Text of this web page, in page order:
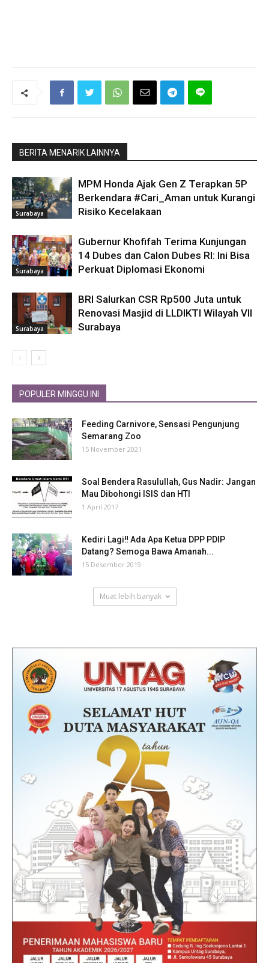
BERITA MENARIK LAINNYA
Surabaya
MPM Honda Ajak Gen Z Terapkan 5P
Berkendara #Cari_Aman untuk Kurangi
Risiko Kecelakaan
Surabaya
Gubernur Khofifah Terima Kunjungan
14 Dubes dan Calon Dubes RI: Ini Bisa
Perkuat Diplomasi Ekonomi
Surabaya
BRI Salurkan CSR Rp500 Juta untuk
Renovasi Masjid di LLDIKTI Wilayah VII
Surabaya
POPULER MINGGU INI
Feeding Carnivore, Sensasi Pengunjung
Semarang Zoo
15 November 2021
Soal Bendera Rasulullah, Gus Nadir: Jangan
Mau Dibohongi ISIS dan HTI
1 April 2017
Kediri Lagi‼ Ada Apa Ketua DPP PDIP
Datang? Semoga Bawa Amanah...
15 Desember 2019
Muat lebih banyak